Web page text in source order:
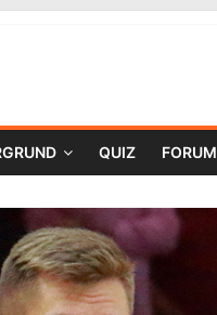
QUIZ FORUM